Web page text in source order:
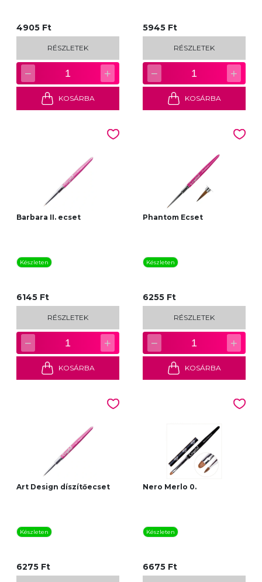
4905 Ft
RÉSZLETEK
− 1 +
KOSÁRBA
5945 Ft
RÉSZLETEK
− 1 +
KOSÁRBA
Barbara II. ecset
Készleten
6145 Ft
RÉSZLETEK
− 1 +
KOSÁRBA
Phantom Ecset
Készleten
6255 Ft
RÉSZLETEK
− 1 +
KOSÁRBA
Art Design díszítőecset
Készleten
6275 Ft
Nero Merlo 0.
Készleten
6675 Ft